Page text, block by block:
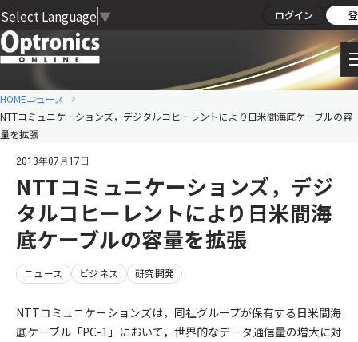
Select Language ▼ ログイン
HOMEニュース
NTTコミュニケーションズ，デジタルコヒーレントにより日米間海底ケーブルの容
量を拡張
2013年07月17日
NTTコミュニケーションズ，デジ
タルコヒーレントにより日米間海
底ケーブルの容量を拡張
ニュース ビジネス 研究開発
NTTコミュニケーションズは，同社グループが保有する日米間海
底ケーブル「PC-1」において，世界的なデータ通信量の増大に対